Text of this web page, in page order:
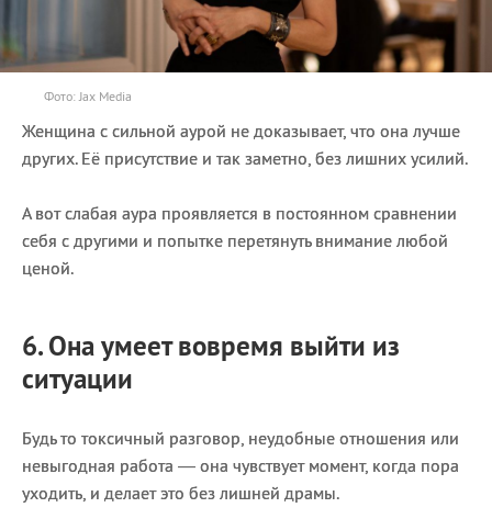
Фото: Jax Media
Женщина с сильной аурой не доказывает, что она лучше
других. Её присутствие и так заметно, без лишних усилий.
А вот слабая аура проявляется в постоянном сравнении
себя с другими и попытке перетянуть внимание любой
ценой.
6. Она умеет вовремя выйти из
ситуации
Будь то токсичный разговор, неудобные отношения или
невыгодная работа — она чувствует момент, когда пора
уходить, и делает это без лишней драмы.